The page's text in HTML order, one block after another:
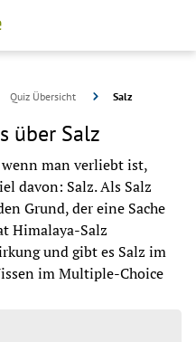
Quiz Übersicht Salz
über Salz
man verliebt ist,
davon: Salz. Als Salz
Grund, der eine Sache
Himalaya-Salz
und gibt es Salz im
im Multiple-Choice